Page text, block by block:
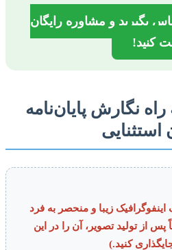
بگیرید و مشاوره رایگان
نگارش پایان‌نامه
زیبا و منحصر به فرد
تصویر، آن را در این
کنید.)